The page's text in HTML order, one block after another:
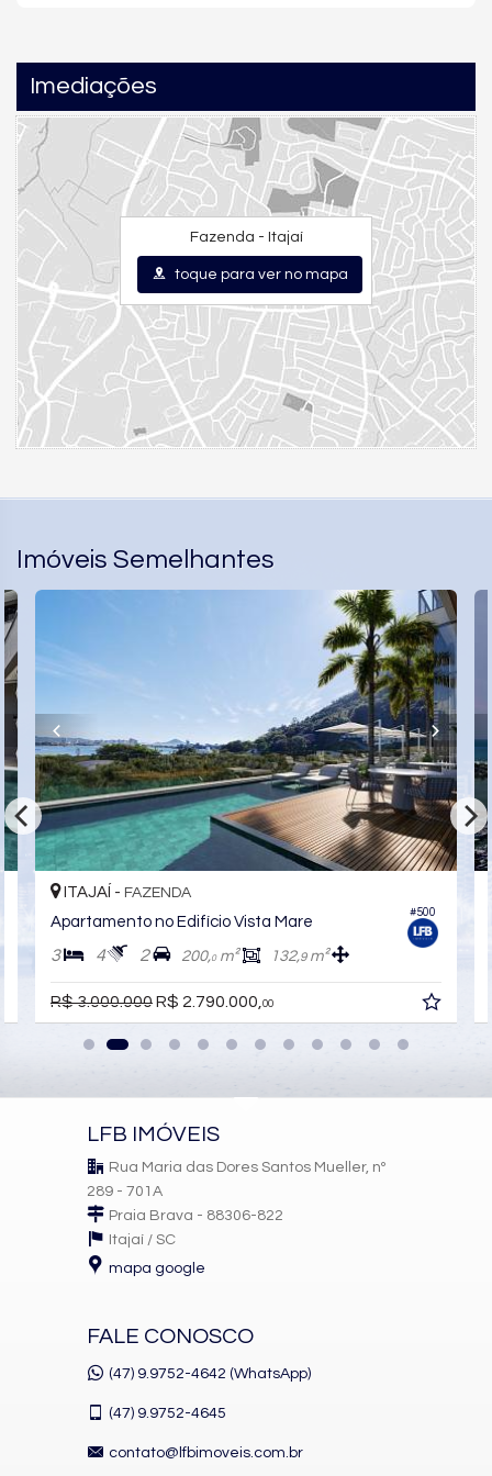
Imediações
Fazenda - Itajaí
toque para ver no mapa
Imóveis Semelhantes
#500
ITAJAÍ - FAZENDA
Apartamento no Edifício Vista Mare
3 4 2 200,0m² 132,9m²
R$ 3.000.000R$ 2.790.000,00
LFB IMÓVEIS
Rua Maria das Dores Santos Mueller, nº
289 - 701A
Praia Brava - 88306-822
Itajaí / SC
mapa google
FALE CONOSCO
(47) 9.9752-4642 (WhatsApp)
(47) 9.9752-4645
contato@lfbimoveis.com.br